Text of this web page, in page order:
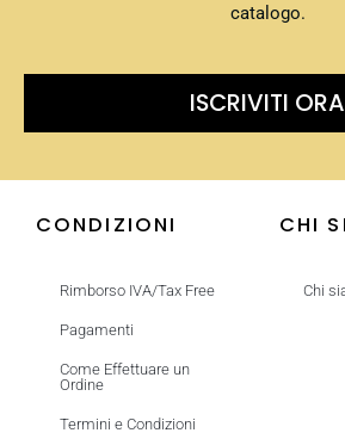
catalogo.
ISCRIVITI ORA
CONDIZIONI
Rimborso IVA/Tax Free
Pagamenti
Come Effettuare un
Ordine
Termini e Condizioni
CHI
Chi